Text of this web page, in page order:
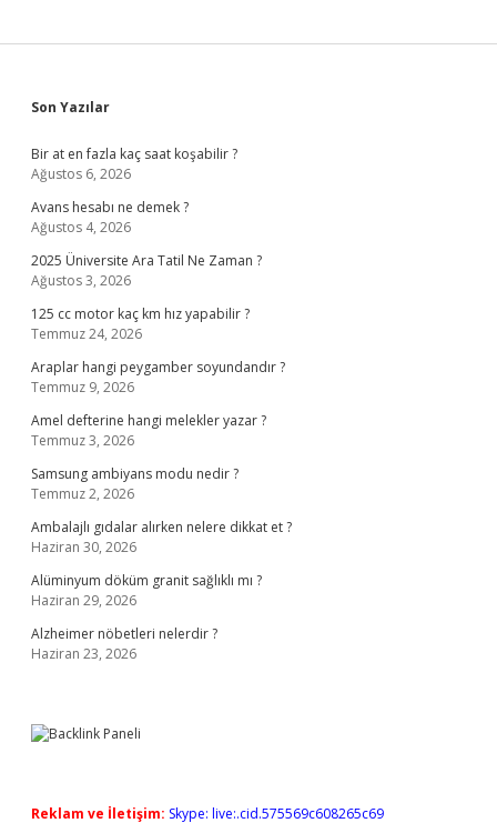
Sidebar
Son Yazılar
Bir at en fazla kaç saat koşabilir ?
Ağustos 6, 2026
Avans hesabı ne demek ?
Ağustos 4, 2026
2025 Üniversite Ara Tatil Ne Zaman ?
Ağustos 3, 2026
125 cc motor kaç km hız yapabilir ?
Temmuz 24, 2026
Araplar hangi peygamber soyundandır ?
Temmuz 9, 2026
Amel defterine hangi melekler yazar ?
Temmuz 3, 2026
Samsung ambiyans modu nedir ?
Temmuz 2, 2026
Ambalajlı gıdalar alırken nelere dikkat et ?
Haziran 30, 2026
Alüminyum döküm granit sağlıklı mı ?
Haziran 29, 2026
Alzheimer nöbetleri nelerdir ?
Haziran 23, 2026
Reklam ve İletişim: Skype: live:.cid.575569c608265c69